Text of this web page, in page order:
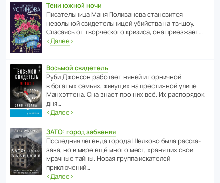
Тени южной ночи
Писа­тель­ница Маня Поли­ва­нова стано­вится
невольной свиде­тель­ницей убийства на тв-шоу.
Спасаясь от твор­че­с­кого кризиса, она приезжает…
‹Далее›
Восьмой свидетель
Руби Джонсон рабо­тает няней и горни­чной
в богатых семьях, живущих на прес­ти­жной улице
Манх­эт­тена. Она знает про них всё. Их распо­рядок
дня…
‹Далее›
ЗАТО: город забвения
После­дняя легенда города Шелково была расска­
зана, но в мире ещё много мест, хранящих свои
мрачные тайны. Новая группа иска­телей
приключений…
‹Далее›